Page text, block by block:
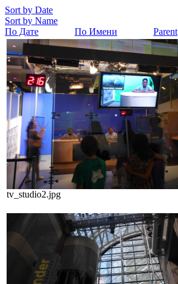
Sort by Date
Sort by Name
По Дате
По Имени Parent
tv_studio2.jpg